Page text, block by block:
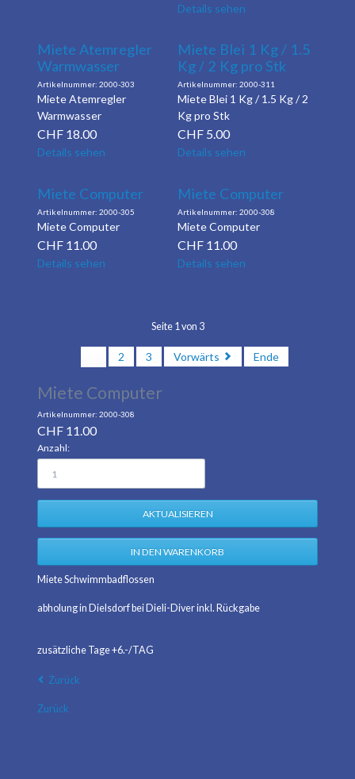
Details sehen
Miete Atemregler
Warmwasser
2000-303
Miete Atemregler
Warmwasser
CHF 18.00
Details sehen
Miete Blei 1 Kg / 1.5
Kg / 2 Kg pro Stk
2000-311
Miete Blei 1 Kg / 1.5 Kg / 2
Kg pro Stk
CHF 5.00
Details sehen
Miete Computer
2000-305
Miete Computer
CHF 11.00
Details sehen
Miete Computer
2000-308
Miete Computer
CHF 11.00
Details sehen
Seite 1 von 3
2 3 Vorwärts Ende
Miete Computer
2000-308
CHF 11.00
Anzahl:
Miete Schwimmbadflossen
abholung in Dielsdorf bei Dieli-Diver inkl. Rückgabe
zusätzliche Tage +6.-/TAG
Zurück
Zurück